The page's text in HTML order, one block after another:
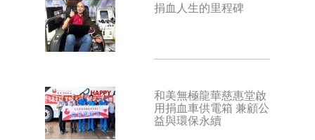
捐血人生的里程碑
和美無極龍華慈惠堂啟
用捐血車供電箱 兼顧公
益與環保永續